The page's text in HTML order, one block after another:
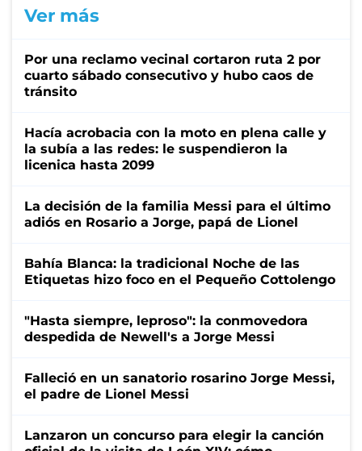
Ver más
Por una reclamo vecinal cortaron ruta 2 por
cuarto sábado consecutivo y hubo caos de
tránsito
Hacía acrobacia con la moto en plena calle y
la subía a las redes: le suspendieron la
licenica hasta 2099
La decisión de la familia Messi para el último
adiós en Rosario a Jorge, papá de Lionel
Bahía Blanca: la tradicional Noche de las
Etiquetas hizo foco en el Pequeño Cottolengo
"Hasta siempre, leproso": la conmovedora
despedida de Newell's a Jorge Messi
Falleció en un sanatorio rosarino Jorge Messi,
el padre de Lionel Messi
Lanzaron un concurso para elegir la canción